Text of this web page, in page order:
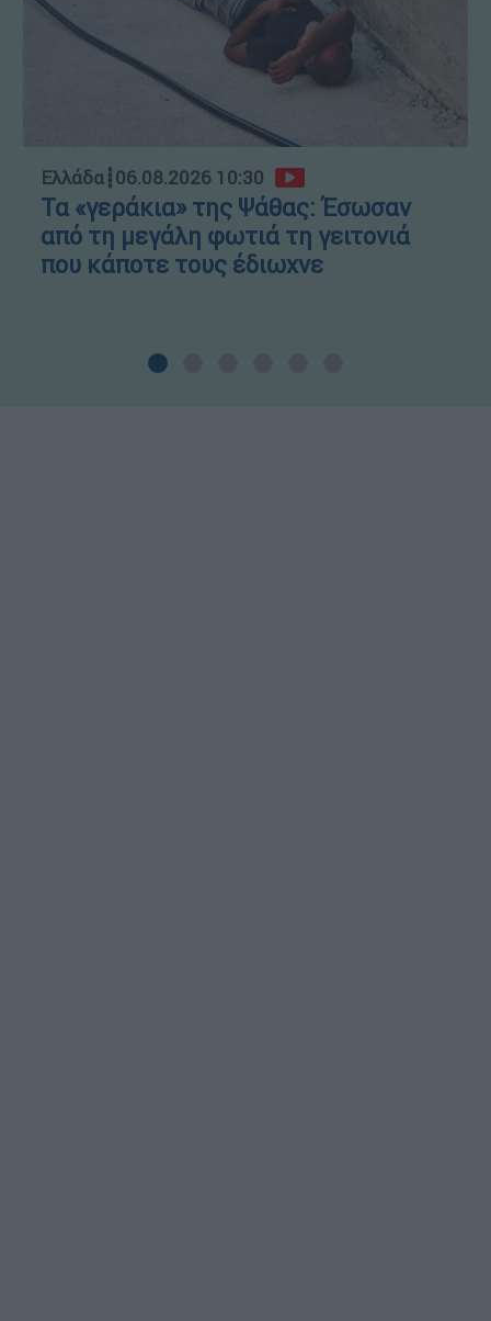
Ελλάδα┋06.08.2026 10:30
Τα «γεράκια» της Ψάθας: Έσωσαν
από τη μεγάλη φωτιά τη γειτονιά
που κάποτε τους έδιωχνε